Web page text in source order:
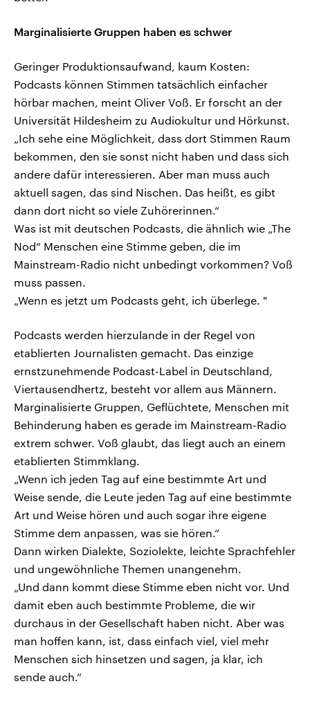
Marginalisierte Gruppen haben es schwer
Geringer Produktionsaufwand, kaum Kosten:
Podcasts können Stimmen tatsächlich einfacher
hörbar machen, meint Oliver Voß. Er forscht an der
Universität Hildesheim zu Audiokultur und Hörkunst.
„Ich sehe eine Möglichkeit, dass dort Stimmen Raum
bekommen, den sie sonst nicht haben und dass sich
andere dafür interessieren. Aber man muss auch
aktuell sagen, das sind Nischen. Das heißt, es gibt
dann dort nicht so viele Zuhörerinnen.“
Was ist mit deutschen Podcasts, die ähnlich wie „The
Nod“ Menschen eine Stimme geben, die im
Mainstream-Radio nicht unbedingt vorkommen? Voß
muss passen.
„Wenn es jetzt um Podcasts geht, ich überlege. "
Podcasts werden hierzulande in der Regel von
etablierten Journalisten gemacht. Das einzige
ernstzunehmende Podcast-Label in Deutschland,
Viertausendhertz, besteht vor allem aus Männern.
Marginalisierte Gruppen, Geflüchtete, Menschen mit
Behinderung haben es gerade im Mainstream-Radio
extrem schwer. Voß glaubt, das liegt auch an einem
etablierten Stimmklang.
„Wenn ich jeden Tag auf eine bestimmte Art und
Weise sende, die Leute jeden Tag auf eine bestimmte
Art und Weise hören und auch sogar ihre eigene
Stimme dem anpassen, was sie hören.“
Dann wirken Dialekte, Soziolekte, leichte Sprachfehler
und ungewöhnliche Themen unangenehm.
„Und dann kommt diese Stimme eben nicht vor. Und
damit eben auch bestimmte Probleme, die wir
durchaus in der Gesellschaft haben nicht. Aber was
man hoffen kann, ist, dass einfach viel, viel mehr
Menschen sich hinsetzen und sagen, ja klar, ich
sende auch.“